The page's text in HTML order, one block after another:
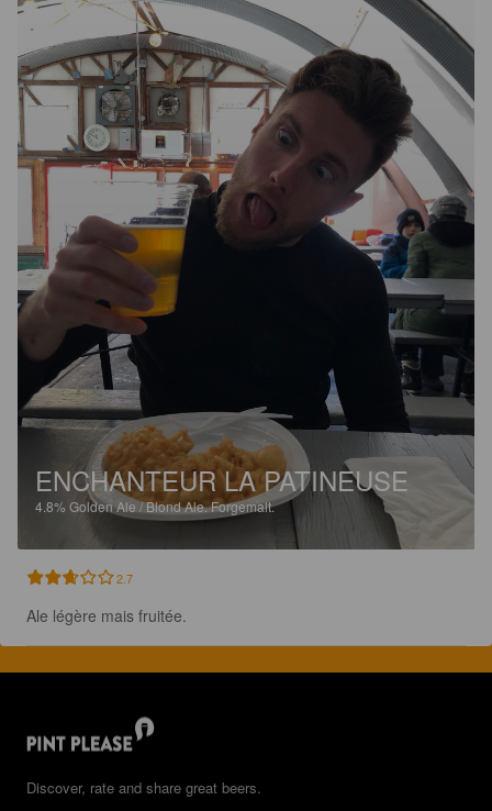
ENCHANTEUR LA PATINEUSE
4.8% Golden Ale / Blond Ale.Forgemalt.
2.7
Ale légère mais fruitée.
Discover, rate and share great beers.